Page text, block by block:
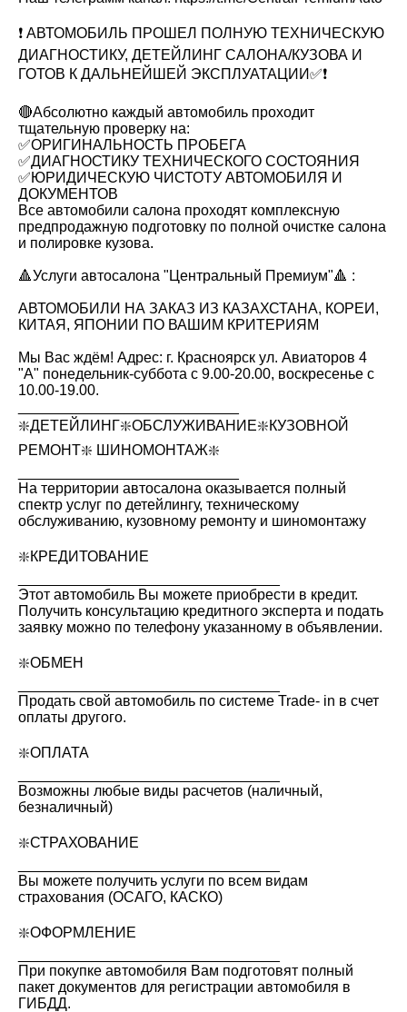
❗️ АВТОМОБИЛЬ ПРОШЕЛ ПОЛНУЮ ТЕХНИЧЕСКУЮ
ДИАГНОСТИКУ, ДЕТЕЙЛИНГ САЛОНА/КУЗОВА И
ГОТОВ К ДАЛЬНЕЙШЕЙ ЭКСПЛУАТАЦИИ✅❗️
🔴Абсолютно каждый автомобиль проходит
тщательную проверку на:
✅ОРИГИНАЛЬНОСТЬ ПРОБЕГА
✅ДИАГНОСТИКУ ТЕХНИЧЕСКОГО СОСТОЯНИЯ
✅ЮРИДИЧЕСКУЮ ЧИСТОТУ АВТОМОБИЛЯ И
ДОКУМЕНТОВ
Все автомобили салона проходят комплексную
предпродажную подготовку по полной очистке салона
и полировке кузова.
🔺Услуги автосалона "Центральный Премиум"🔺 :
АВТОМОБИЛИ НА ЗАКАЗ ИЗ КАЗАХСТАНА, КОРЕИ,
КИТАЯ, ЯПОНИИ ПО ВАШИМ КРИТЕРИЯМ
Мы Вас ждём! Адрес: г. Красноярск ул. Авиаторов 4
"А" понедельник-суббота с 9.00-20.00, воскресенье с
10.00-19.00.
❇️ДЕТЕЙЛИНГ❇️ОБСЛУЖИВАНИЕ❇️КУЗОВНОЙ
РЕМОНТ❇️ ШИНОМОНТАЖ❇️
На территории автосалона оказывается полный
спектр услуг по детейлингу, техническому
обслуживанию, кузовному ремонту и шиномонтажу
❇️КРЕДИТОВАНИЕ
Этот автомобиль Вы можете приобрести в кредит.
Получить консультацию кредитного эксперта и подать
заявку можно по телефону указанному в объявлении.
❇️ОБМЕН
Продать свой автомобиль по системе Trade- in в счет
оплаты другого.
❇️ОПЛАТА
Возможны любые виды расчетов (наличный,
безналичный)
❇️СТРАХОВАНИЕ
Вы можете получить услуги по всем видам
страхования (ОСАГО, КАСКО)
❇️ОФОРМЛЕНИЕ
При покупке автомобиля Вам подготовят полный
пакет документов для регистрации автомобиля в
ГИБДД.